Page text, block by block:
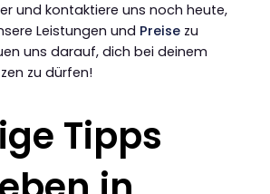
und kontaktiere uns noch heute,
Leistungen und Preise zu
uns darauf, dich bei deinem
zu dürfen!
Tipps